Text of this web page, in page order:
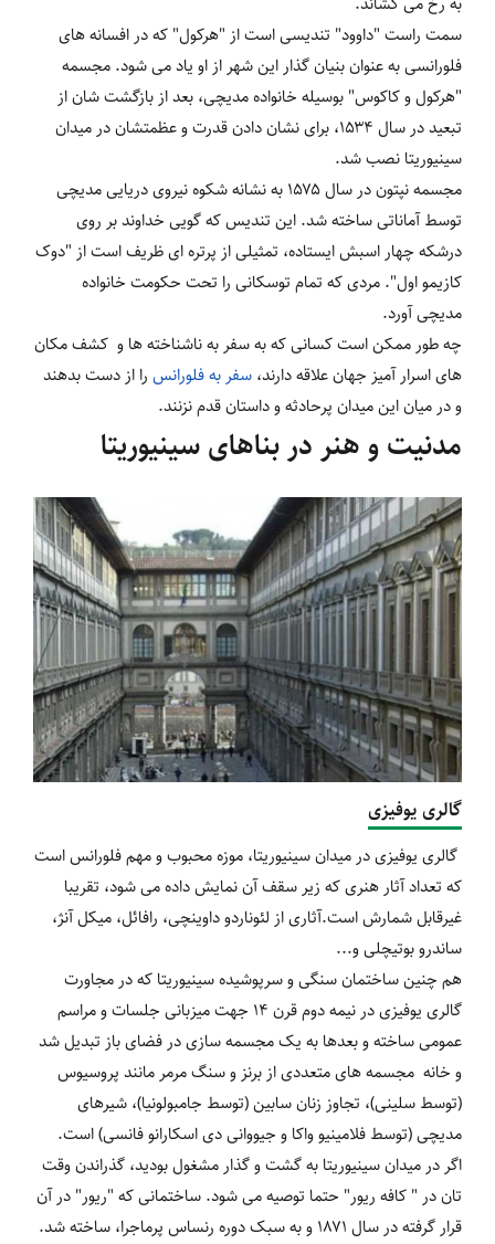
سمت راست "داوود" تندیسی است از "هرکول" که در افسانه های
فلورانسی به عنوان بنیان گذار این شهر از او یاد می شود. مجسمه
"هرکول و کاکوس" بوسیله خانواده مدیچی، بعد از بازگشت شان از
تبعید در سال ۱۵۳۴، برای نشان دادن قدرت و عظمتشان در میدان
سینیوریتا نصب شد.
مجسمه نپتون در سال ۱۵۷۵ به نشانه شکوه نیروی دریایی مدیچی
توسط آماناتی ساخته شد. این تندیس که گویی خداوند بر روی
درشکه چهار اسبش ایستاده، تمثیلی از پرتره ای ظریف است از "دوک
کازیمو اول". مردی که تمام توسکانی را تحت حکومت خانواده
مدیچی آورد.
چه طور ممکن است کسانی که به سفر به ناشناخته ها و کشف مکان
های اسرار آمیز جهان علاقه دارند، سفر به فلورانس را از دست بدهند
و در میان این میدان پرحادثه و داستان قدم نزنند.
مدنیت و هنر در بناهای سینیوریتا
گالری یوفیزی
گالری یوفیزی در میدان سینیوریتا، موزه محبوب و مهم فلورانس است
که تعداد آثار هنری که زیر سقف آن نمایش داده می شود، تقریبا
غیرقابل شمارش است.آثاری از لئوناردو داوینچی، رافائل، میکل آنژ،
ساندرو بوتیچلی و...
هم چنین ساختمان سنگی و سرپوشیده سینیوریتا که در مجاورت
گالری یوفیزی در نیمه دوم قرن ۱۴ جهت میزبانی جلسات و مراسم
عمومی ساخته و بعدها به یک مجسمه سازی در فضای باز تبدیل شد
و خانه مجسمه های متعددی از برنز و سنگ مرمر مانند پروسیوس
(توسط سلینی)، تجاوز زنان سابین (توسط جامبولونیا)، شیرهای
مدیچی (توسط فلامینیو واکا و جیووانی دی اسکارانو فانسی) است.
اگر در میدان سینیوریتا به گشت و گذار مشغول بودید، گذراندن وقت
تان در " کافه ریور" حتما توصیه می شود. ساختمانی که "ریور" در آن
قرار گرفته در سال ۱۸۷۱ و به سبک دوره رنساس پرماجرا، ساخته شد.